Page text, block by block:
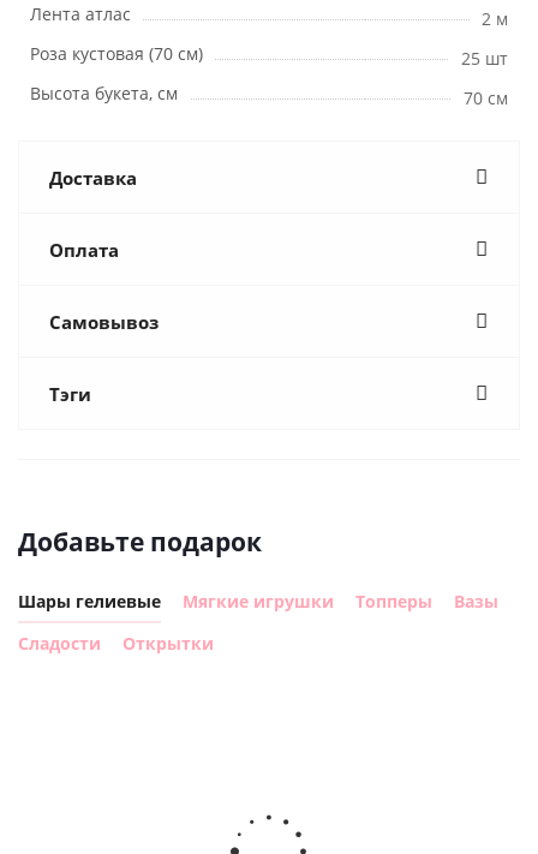
Лента атлас
2 м
Роза кустовая (70 см)
25 шт
Высота букета, см
70 см
Доставка
Оплата
Самовывоз
Тэги
Добавьте подарок
Шары гелиевые Мягкие игрушки Топперы
Вазы
Сладости
Открытки
гелиевый